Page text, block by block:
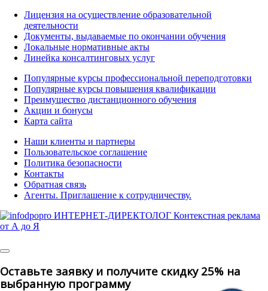
Лицензия на осуществление образовательной
деятельности
Документы, выдаваемые по окончании обучения
Локальные нормативные акты
Линейка консалтинговых услуг
Популярные курсы профессиональной переподготовки
Популярные курсы повышения квалификации
Преимущество дистанционного обучения
Акции и бонусы
Карта сайта
Наши клиенты и партнеры
Пользовательское соглашение
Политика безопасности
Контакты
Обратная связь
Агенты. Приглашение к сотрудничеству.
Оставьте заявку и получите скидку 25% на
выбранную программу